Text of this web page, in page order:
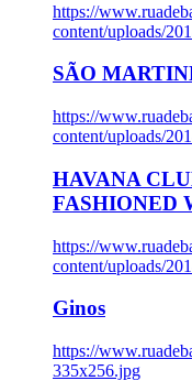
https://
content/uploads/
SÃO
https://
content/uploads/
HAVANA
FASHIONED
https://
content/uploads/
Ginos
https://
335x256.jpg